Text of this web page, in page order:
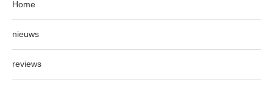
Home
nieuws
reviews